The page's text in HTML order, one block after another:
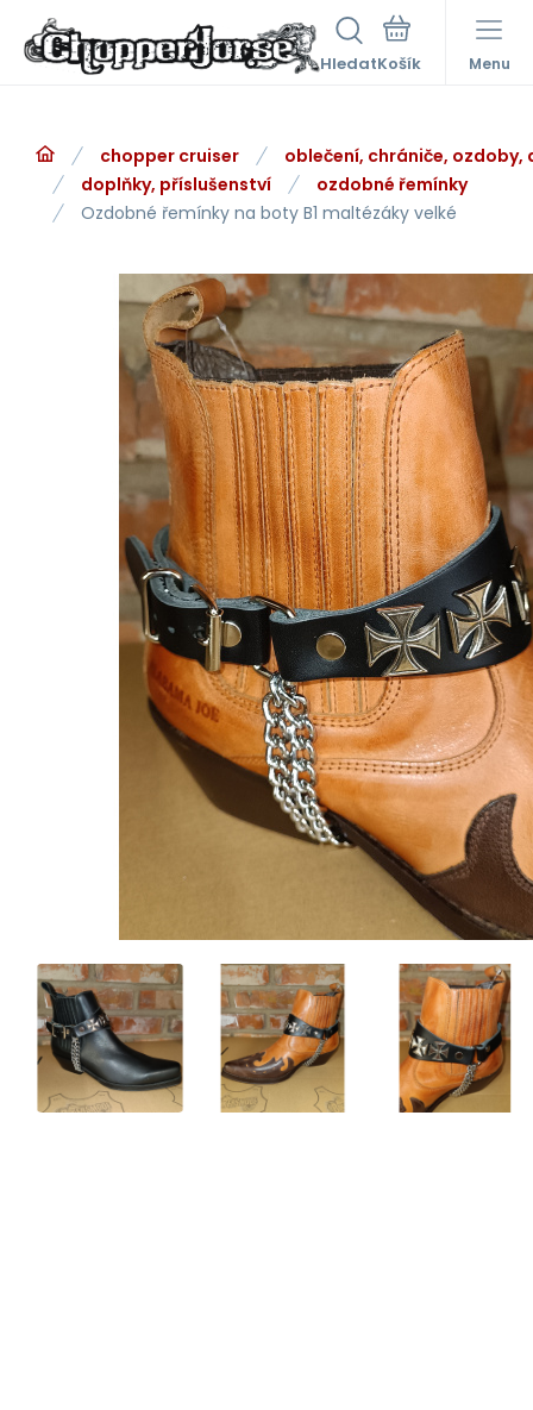
Hledat Menu
chopper cruiser
oblečení, chrániče, ozdoby,
doplňky, příslušenství
ozdobné řemínky
Ozdobné řemínky na boty B1 maltézáky velké